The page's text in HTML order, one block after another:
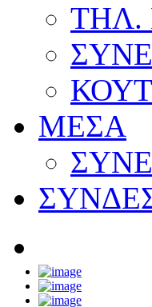
ΤΗΛ.
ΜΕΣΑ